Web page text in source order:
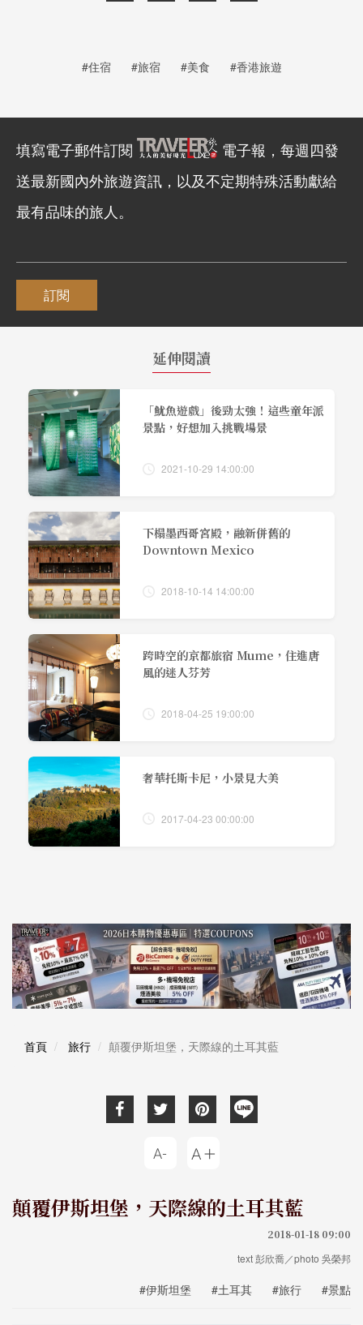
#住宿 #旅宿 #美食 #香港旅遊
填寫電子郵件訂閱
電子報，每週四發
送最新國內外旅遊資訊，以及不定期特殊活動獻給
最有品味的旅人。
訂閱
延伸閱讀
「魷魚遊戲」後勁太強！這些童年派
景點，好想加入挑戰場景
2021-10-29 14:00:00
下榻墨西哥宮殿，融新併舊的
Downtown Mexico
2018-10-14 14:00:00
跨時空的京都旅宿 Mume，住進唐
風的迷人芬芳
2018-04-25 19:00:00
奢華托斯卡尼，小景見大美
2017-04-23 00:00:00
首頁 旅行 顛覆伊斯坦堡，天際線的土耳其藍
顛覆伊斯坦堡，天際線的土耳其藍
2018-01-18 09:00
text 彭欣喬／photo 吳榮邦
#伊斯坦堡 #土耳其 #旅行 #景點